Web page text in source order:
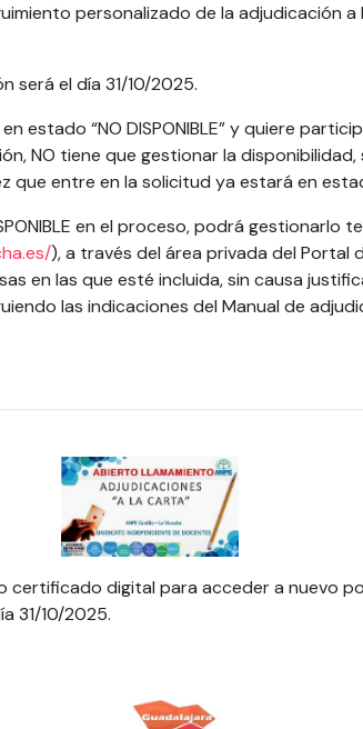
personalizado de la adjudicación
será el día 31/10/2025.
estado “NO DISPONIBLE” y quiere
NO tiene que gestionar la
que entre en la solicitud ya estará en
en el proceso, podrá gestionarlo
), a través del área privada del Portal
en las que esté incluida, sin causa
las indicaciones del Manual de
o certificado digital para acceder a nuevo
31/10/2025.